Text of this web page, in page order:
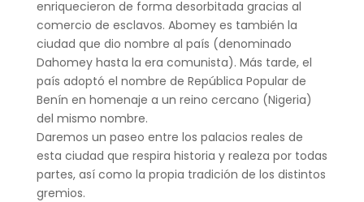
enriquecieron de forma desorbitada gracias al
comercio de esclavos. Abomey es también la
ciudad que dio nombre al país (denominado
Dahomey hasta la era comunista). Más tarde, el
país adoptó el nombre de República Popular de
Benín en homenaje a un reino cercano (Nigeria)
del mismo nombre.
Daremos un paseo entre los palacios reales de
esta ciudad que respira historia y realeza por todas
partes, así como la propia tradición de los distintos
gremios.